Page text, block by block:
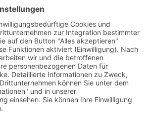
neuen Fachkräften